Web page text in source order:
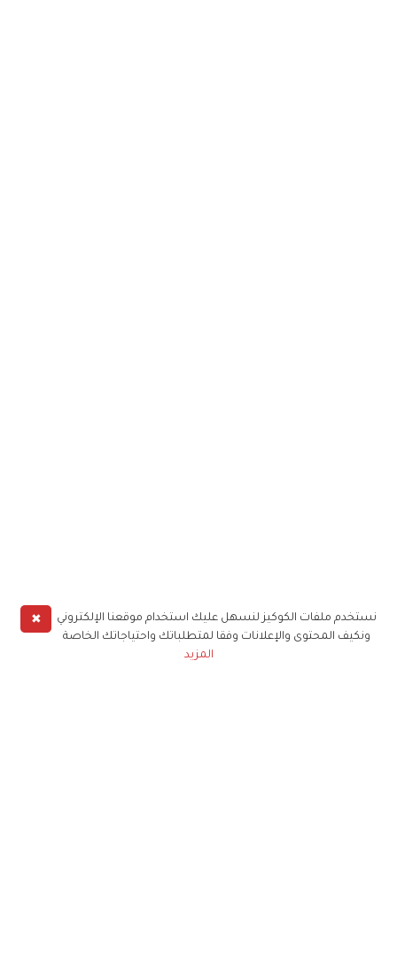
✖
نستخدم ملفات الكوكيز لنسهل عليك استخدام موقعنا الإلكتروني
ونكيف المحتوى والإعلانات وفقا لمتطلباتك واحتياجاتك الخاصة
المزيد